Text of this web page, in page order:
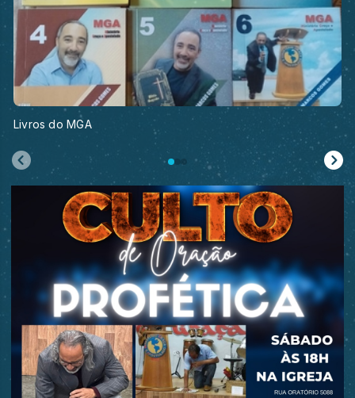
Livros do MGA